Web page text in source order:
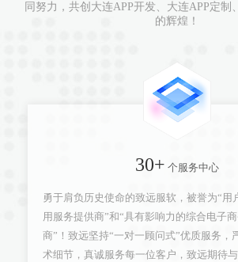
同努力，共创大连APP开发、大连APP定制
的辉煌！
30+ 个服务中心
勇于肩负历史使命的致远服软，被誉为“用
用服务提供商”和“具有影响力的综合电子
商”！致远坚持“一对一顾问式”优质服务，
术细节，真诚服务每一位客户，致远期待与